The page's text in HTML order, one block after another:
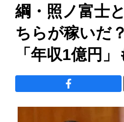
綱・照ノ富士
ちらが稼いだ
「年収1億円